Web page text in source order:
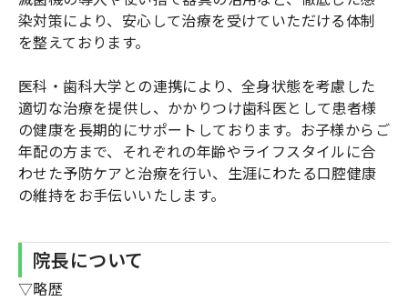
染対策により、安心して治療を受けていただける体制
を整えております。
医科・歯科大学との連携により、全身状態を考慮した
適切な治療を提供し、かかりつけ歯科医として患者様
の健康を長期的にサポートしております。お子様からご
年配の方まで、それぞれの年齢やライフスタイルに合
わせた予防ケアと治療を行い、生涯にわたる口腔健康
の維持をお手伝いいたします。
院長について
▽略歴